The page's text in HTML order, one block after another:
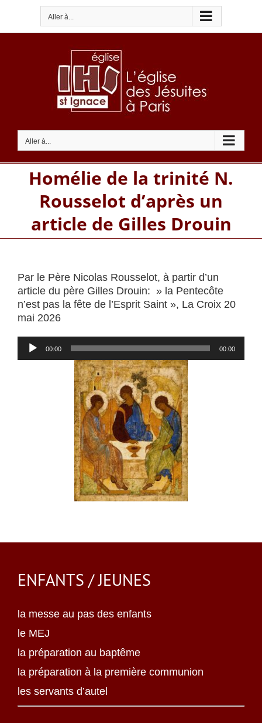
contenu
Aller à...
Aller à...
Homélie de la trinité N.
Rousselot d’après un
article de Gilles Drouin
Par le Père Nicolas Rousselot, à partir d’un
article du père Gilles Drouin: » la Pentecôte
n’est pas la fête de l’Esprit Saint », La Croix 20
mai 2026
Lecteur
audio
00:00 00:00
ENFANTS / JEUNES
la messe au pas des enfants
le MEJ
la préparation au baptême
la préparation à la première communion
les servants d’autel